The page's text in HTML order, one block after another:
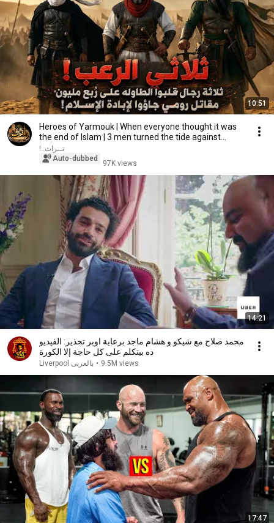
10:51
Heroes of Yarmouk | When everyone thought it was
the end of Islam | 3 men turned the tide against...
تــراث..!
Auto-dubbed
97K views
14:21
محمد صلاح مع شيكو و هشام ماجد برعاية اوبر تحذير: الفيديو
ده بيتكلم على كل حاجة إلا الكورة
Liverpool بالعربى • 9.5M views
17:47